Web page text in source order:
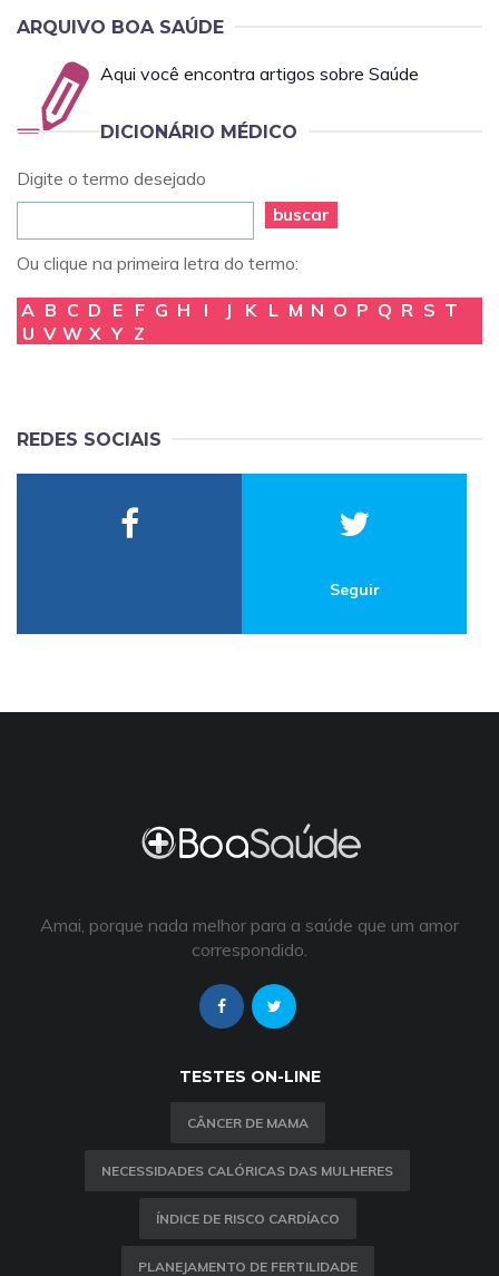
ARQUIVO BOA SAÚDE
Aqui você encontra artigos sobre Saúde
DICIONÁRIO MÉDICO
Digite o termo desejado
buscar
Ou clique na primeira letra do termo:
A B C D E F G H I J K L M N O P Q R S T
U V W X Y Z
REDES SOCIAIS
Seguir
Amai, porque nada melhor para a saúde que um amor
correspondido.
TESTES ON-LINE
CÂNCER DE MAMA
NECESSIDADES CALÓRICAS DAS MULHERES
ÍNDICE DE RISCO CARDÍACO
PLANEJAMENTO DE FERTILIDADE